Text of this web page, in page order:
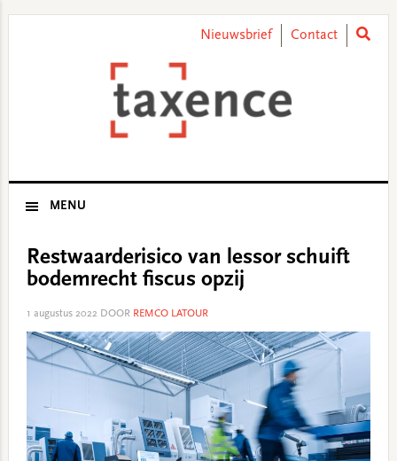
Nieuwsbrief Contact
MENU
Restwaarderisico van lessor schuift
bodemrecht fiscus opzij
1 augustus 2022DOOR REMCO LATOUR